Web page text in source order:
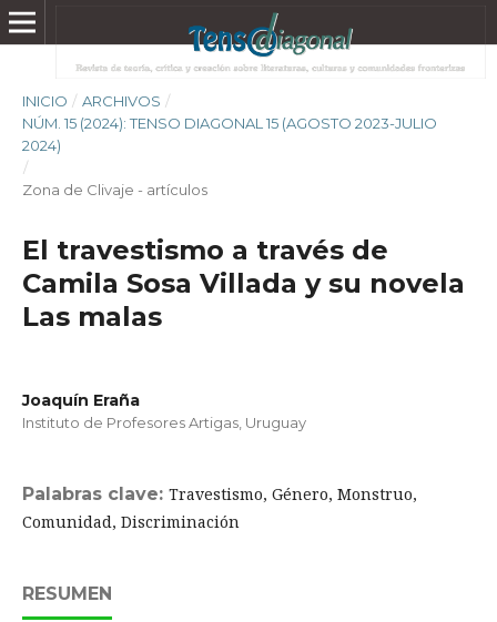
INICIO / ARCHIVOS /
NÚM. 15 (2024): TENSO DIAGONAL 15 (AGOSTO 2023-JULIO
2024)
/
Zona de Clivaje - artículos
El travestismo a través de
Camila Sosa Villada y su novela
Las malas
Joaquín Eraña
Instituto de Profesores Artigas, Uruguay
Palabras clave: Travestismo, Género, Monstruo,
Comunidad, Discriminación
RESUMEN